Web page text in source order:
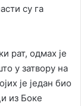
су га
рат, одмах је
у затвору на
је један био
из Боке